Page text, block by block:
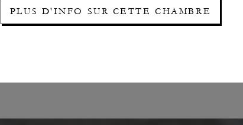
PLUS D'INFO SUR CETTE CHAMBRE